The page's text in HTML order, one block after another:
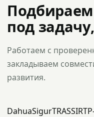
под
Работаем с
закладываем
развития.
DahuaSigurTRASSIR